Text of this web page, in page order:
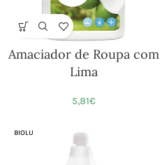
Amaciador de Roupa com
Lima
5,81€
BIOLU